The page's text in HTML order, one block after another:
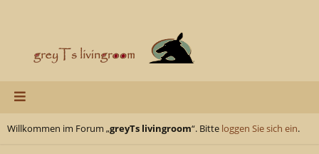
Willkommen im Forum „greyTs livingroom“. Bitte loggen Sie sich ein.